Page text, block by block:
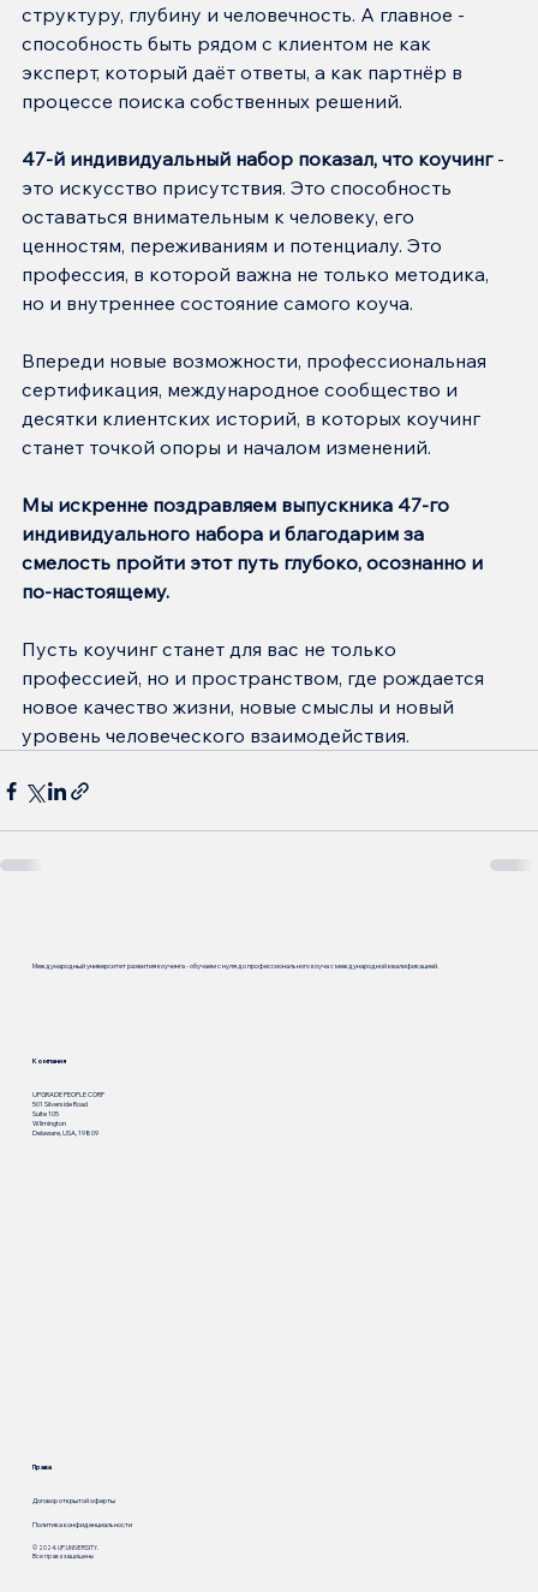
структуру, глубину и человечность. А главное -
способность быть рядом с клиентом не как
эксперт, который даёт ответы, а как партнёр в
процессе поиска собственных решений.
47-й индивидуальный набор показал, что коучинг -
это искусство присутствия. Это способность
оставаться внимательным к человеку, его
ценностям, переживаниям и потенциалу. Это
профессия, в которой важна не только методика,
но и внутреннее состояние самого коуча.
Впереди новые возможности, профессиональная
сертификация, международное сообщество и
десятки клиентских историй, в которых коучинг
станет точкой опоры и началом изменений.
Мы искренне поздравляем выпускника 47-го
индивидуального набора и благодарим за
смелость пройти этот путь глубоко, осознанно и
по-настоящему.
Пусть коучинг станет для вас не только
профессией, но и пространством, где рождается
новое качество жизни, новые смыслы и новый
уровень человеческого взаимодействия.
Международный университет развития коучинга - обучаем с нуля до профессионального коуча с международной квалификацией.
Компания
UPGRADE PEOPLE CORP
501 Silverside Road
Suite 105
Wilmington
Delaware, USA, 19809
Права
Договор открытой оферты
Политика конфиденциальности
© 2024. UP.UNIVERSITY.
Все права защищены